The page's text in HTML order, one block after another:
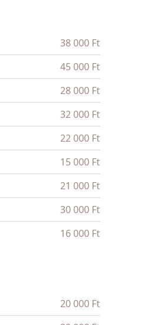
38 000 Ft
45 000 Ft
28 000 Ft
32 000 Ft
22 000 Ft
15 000 Ft
21 000 Ft
30 000 Ft
16 000 Ft
20 000 Ft